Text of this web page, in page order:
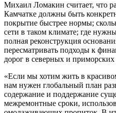
Михаил Ломакин считает, что
Камчатке должны быть
покрытие быстрее нормы;
сети в таком климате; где
полная реконструкция
пересматривать подходы к
дорог в северных и приморских
«Если мы хотим жить в
нам нужен глобальный план
содержание и поддержание
межремонтные сроки,